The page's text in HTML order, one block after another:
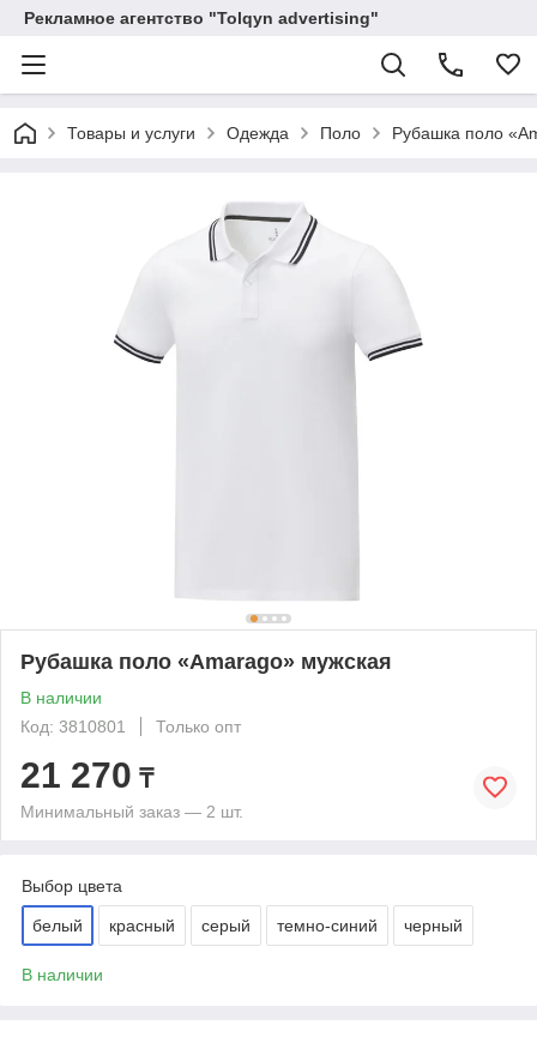
Рекламное агентство "Tolqyn advertising"
Товары и услуги Одежда Поло Рубашка поло
Рубашка поло «Amarago» мужская
В наличии
Код: 3810801
Только опт
21 270 ₸
Минимальный заказ — 2 шт.
Выбор цвета
белый красный серый темно-синий черный
В наличии